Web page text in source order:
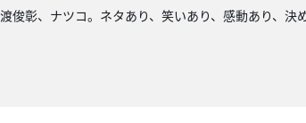
俊彰、ナツコ。ネタあり、笑いあり、感動あり、